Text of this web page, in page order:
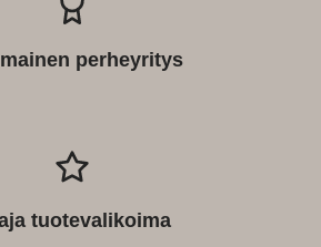
perheyritys
tuotevalikoima